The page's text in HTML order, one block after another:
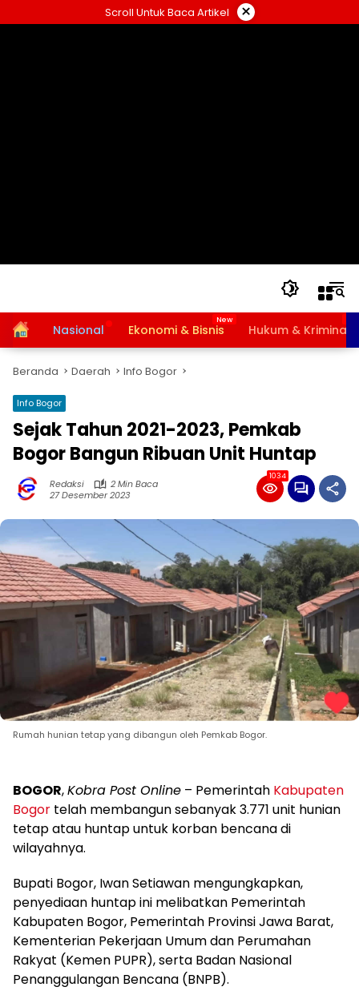
ke
Scroll Untuk Baca Artikel ×
HomeNasional Ekonomi & Bisnis Hukum & Kriminal
Beranda Daerah Info Bogor
Info Bogor
Sejak Tahun 2021-2023, Pemkab
Bogor Bangun Ribuan Unit Huntap
Redaksi
2 Min Baca
27 Desember 2023
1034
Rumah hunian tetap yang dibangun oleh Pemkab Bogor.
BOGOR,Kobra Post Online – Pemerintah Kabupaten
Bogor telah membangun sebanyak 3.771 unit hunian
tetap atau huntap untuk korban bencana di
wilayahnya.
Bupati Bogor, Iwan Setiawan mengungkapkan,
penyediaan huntap ini melibatkan Pemerintah
Kabupaten Bogor, Pemerintah Provinsi Jawa Barat,
Kementerian Pekerjaan Umum dan Perumahan
Rakyat (Kemen PUPR), serta Badan Nasional
Penanggulangan Bencana (BNPB).